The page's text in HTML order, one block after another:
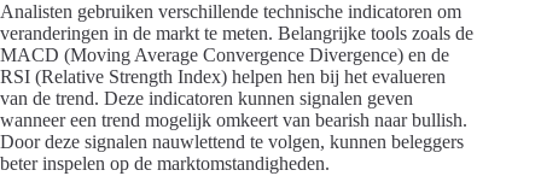
Analisten gebruiken verschillende technische indicatoren om
veranderingen in de markt te meten. Belangrijke tools zoals de
MACD (Moving Average Convergence Divergence) en de
RSI (Relative Strength Index) helpen hen bij het evalueren
van de trend. Deze indicatoren kunnen signalen geven
wanneer een trend mogelijk omkeert van bearish naar bullish.
Door deze signalen nauwlettend te volgen, kunnen beleggers
beter inspelen op de marktomstandigheden.